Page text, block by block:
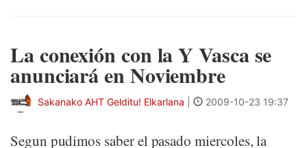
La conexión con la Y Vasca se
anunciará en Noviembre
Sakanako AHT Gelditu! Elkarlana 2009-10-23 19:37
Segun pudimos saber el pasado miercoles, la